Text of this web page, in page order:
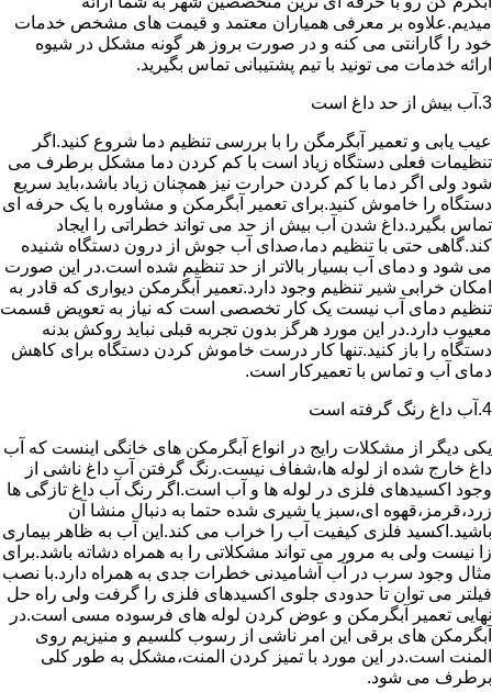
میدیم.علاوه بر معرفی همیاران معتمد و قیمت های مشخص خدمات
خود را گارانتی می کنه و در صورت بروز هر گونه مشکل در شیوه
ارائه خدمات می تونید با تیم پشتیبانی تماس بگیرید.
3.آب بیش از حد داغ است
عیب یابی و تعمیر آبگرمگن را با بررسی تنظیم دما شروع کنید.اگر
تنظیمات فعلی دستگاه زیاد است با کم کردن دما مشکل برطرف می
شود ولی اگر دما با کم کردن حرارت نیز همچنان زیاد باشد،باید سریع
دستگاه را خاموش کنید.برای تعمیر آبگرمکن و مشاوره با یک حرفه ای
تماس بگیرد.داغ شدن آب بیش از حد می تواند خطراتی را ایجاد
کند.گاهی حتی با تنظیم دما،صدای آب جوش از درون دستگاه شنیده
می شود و دمای آب بسیار بالاتر از حد تنظیم شده است.در این صورت
امکان خرابی شیر تنظیم وجود دارد.تعمیر آبگرمکن دیواری که قادر به
تنظیم دمای آب نیست یک کار تخصصی است که نیاز به تعویض قسمت
معیوب دارد.در این مورد هرگز بدون تجربه قبلی نباید روکش بدنه
دستگاه را باز کنید.تنها کار درست خاموش کردن دستگاه برای کاهش
دمای آب و تماس با تعمیرکار است.
4.آب داغ رنگ گرفته است
یکی دیگر از مشکلات رایج در انواع آبگرمکن های خانگی اینست که آب
داغ خارج شده از لوله ها،شفاف نیست.رنگ گرفتن آب داغ ناشی از
وجود اکسیدهای فلزی در لوله ها و آب است.اگر رنگ آب داغ تازگی ها
زرد،قرمز،قهوه ای،سبز یا شیری شده حتما به دنبال منشا آن
باشید.اکسید فلزی کیفیت آب را خراب می کند.این آب به ظاهر بیماری
زا نیست ولی به مرور می تواند مشکلاتی را به همراه دشاته باشد.برای
مثال وجود سرب در آب آشامیدنی خطرات جدی به همراه دارد.با نصب
فیلتر می توان تا حدودی جلوی اکسیدهای فلزی را گرفت ولی راه حل
نهایی تعمیر آبگرمکن و عوض کردن لوله های فرسوده مسی است.در
آبگرمکن های برقی این امر ناشی از رسوب کلسیم و منیزیم روی
المنت است.در این مورد با تمیز کردن المنت،مشکل به طور کلی
برطرف می شود.